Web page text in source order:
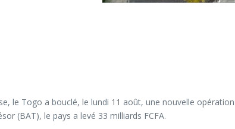
le Togo a bouclé, le lundi 11 août, une nouvelle
(BAT), le pays a levé 33 milliards FCFA.